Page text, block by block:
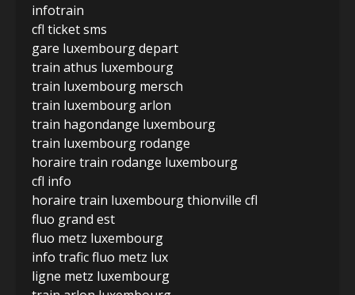
infotrain
cfl ticket sms
gare luxembourg depart
train athus luxembourg
train luxembourg mersch
train luxembourg arlon
train hagondange luxembourg
train luxembourg rodange
horaire train rodange luxembourg
cfl info
horaire train luxembourg thionville cfl
fluo grand est
fluo metz luxembourg
info trafic fluo metz lux
ligne metz luxembourg